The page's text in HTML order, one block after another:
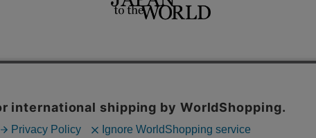
採用サイト THE TOKYO CONZ UNITED TOKYO PUBLIC TOKYO